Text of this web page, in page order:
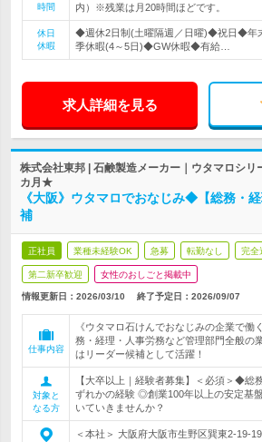
時間
内）※残業は月20時間ほどです。
休日
休暇
◆週休2日制(土曜隔週／日曜)◆祝日◆年
季休暇(4～5日)◆GW休暇◆有給…
求人詳細を見る
株式会社東邦 | 石鹸製造メーカー｜ウタマロシ
カ月★
《大阪》ウタマロでおなじみ◆【総務・
補
正社員 業種未経験OK 急募 転勤なし 完全
第二新卒歓迎 女性のおしごと掲載中
情報更新日：2026/03/10 終了予定日： 2026/09/07
仕事内容
《ウタマロ石けんでおなじみの企業で
務・経理・人事労務など管理部門全般の
はリーダー候補として活躍！
対象と
なる方
【大卒以上｜経験者募集】＜必須＞◆総
ずれかの経験 ◎創業100年以上の安定基
いていきませんか？
＜本社＞ 大阪府大阪市生野区巽東2-19-